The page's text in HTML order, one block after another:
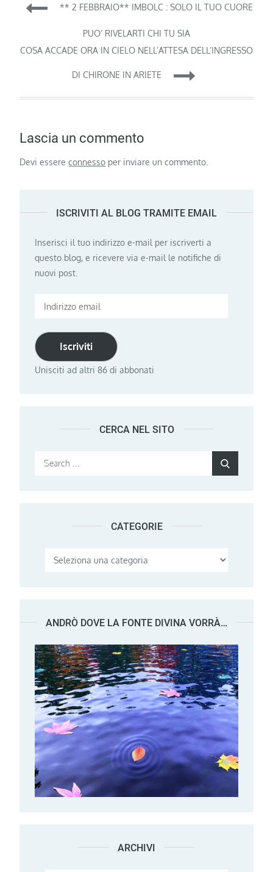
Navigazione
articoli
** 2 FEBBRAIO** IMBOLC : SOLO IL TUO CUORE
PUO’ RIVELARTI CHI TU SIA
COSA ACCADE ORA IN CIELO NELL’ATTESA DELL’INGRESSO
DI CHIRONE IN ARIETE
Lascia un commento
Devi essereconnesso per inviare un commento.
ISCRIVITI AL BLOG TRAMITE EMAIL
Inserisci il tuo indirizzo e-mail per iscriverti a
questo blog, e ricevere via e-mail le notifiche di
nuovi post.
Indirizzo
Iscriviti
Unisciti ad altri 86 di abbonati
CERCA NEL SITO
Search
CATEGORIE
Categorie
ANDRÒ DOVE LA FONTE DIVINA VORRÀ…
ARCHIVI Archivi